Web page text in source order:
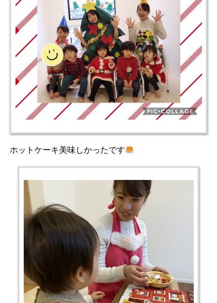
ホットケーキ美味しかったです